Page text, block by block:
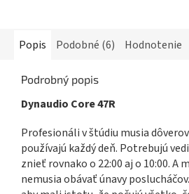
Popis Podobné (6) Hodnotenie
Podrobný popis
Dynaudio Core 47R
Profesionáli v štúdiu musia
používajú každý deň. Potrebujú
znieť rovnako o 22:00 aj o 10:00. A
nemusia obávať únavy